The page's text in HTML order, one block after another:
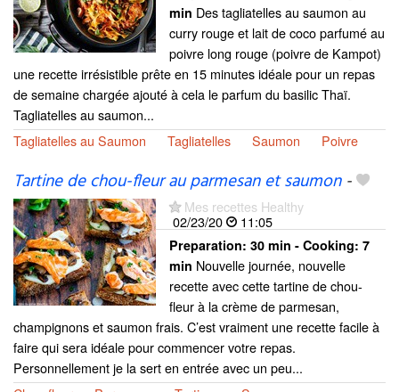
min Des tagliatelles au saumon au
curry rouge et lait de coco parfumé au
poivre long rouge (poivre de Kampot)
une recette irrésistible prête en 15 minutes idéale pour un repas
de semaine chargée ajouté à cela le parfum du basilic Thaï.
Tagliatelles au saumon...
Tagliatelles au Saumon
Tagliatelles Saumon Poivre
Tartine de chou-fleur au parmesan et saumon-
Mes recettes Healthy
02/23/20
11:05
Preparation: 30 min - Cooking: 7
min Nouvelle journée, nouvelle
recette avec cette tartine de chou-
fleur à la crème de parmesan,
champignons et saumon frais. C’est vraiment une recette facile à
faire qui sera idéale pour commencer votre repas.
Personnellement je la sert en entrée avec un peu...